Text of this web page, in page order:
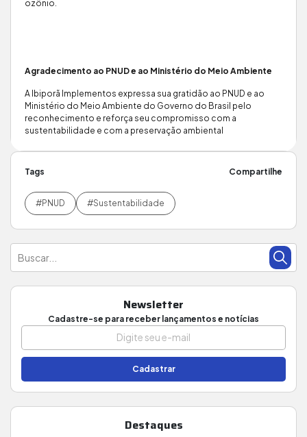
ozônio.
Agradecimento ao PNUD e ao Ministério do Meio Ambiente
A Ibiporã Implementos expressa sua gratidão ao PNUD e ao
Ministério do Meio Ambiente do Governo do Brasil pelo
reconhecimento e reforça seu compromisso com a
sustentabilidade e com a preservação ambiental
Tags
#PNUD #Sustentabilidade
Compartilhe
Newsletter
Cadastre-se para receber lançamentos e notícias
Cadastrar
Destaques